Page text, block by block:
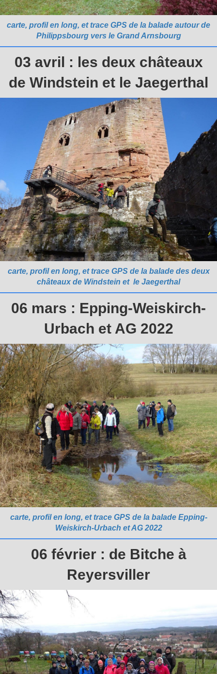
carte, profil en long, et trace GPS de la balade autour de
Philippsbourg vers le Grand Arnsbourg
03 avril : les deux châteaux
de Windstein et le Jaegerthal
carte, profil en long, et trace GPS de la balade des deux
châteaux de Windstein et le Jaegerthal
06 mars : Epping-Weiskirch-
Urbach et AG 2022
carte, profil en long, et trace GPS de la balade Epping-
Weiskirch-Urbach et AG 2022
06 février : de Bitche à
Reyersviller